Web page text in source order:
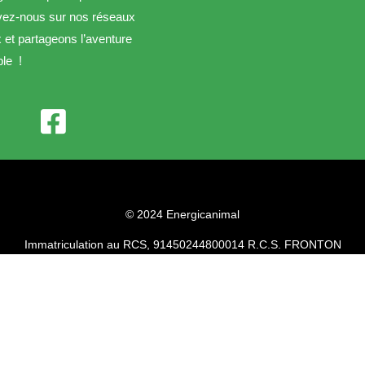
nous sur nos réseaux
partageons l’aventure
!

© 2024 Energicanimal
Immatriculation au RCS, 91450244800014R.C.S. FRONTON